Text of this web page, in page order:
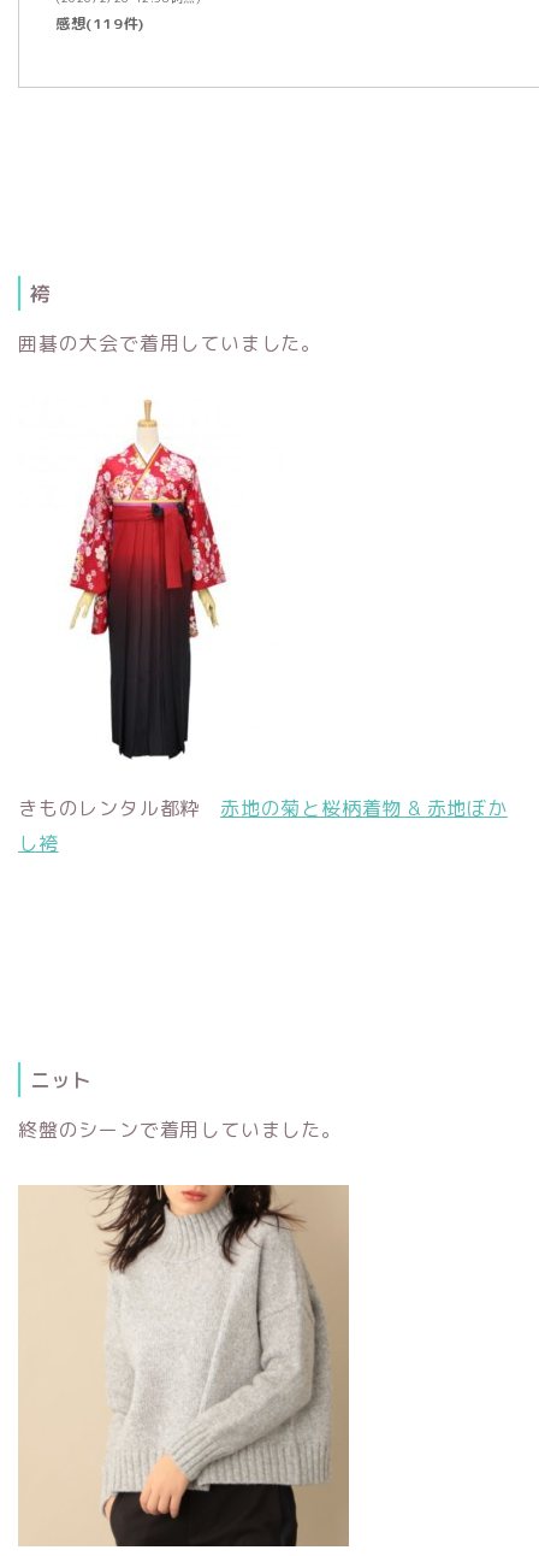
感想(119件)
袴
囲碁の大会で着用していました。
きものレンタル都粋 赤地の菊と桜柄着物 & 赤地ぼか
し袴
ニット
終盤のシーンで着用していました。